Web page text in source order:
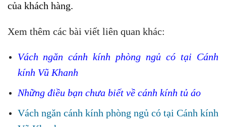
của khách hàng.
Xem thêm các bài viết liên quan khác:
Vách ngăn cánh kính phòng ngủ có tại Cánh
kính Vũ Khanh
Những điều bạn chưa biết về cánh kính tủ áo
Vách ngăn cánh kính phòng ngủ có tại Cánh kính